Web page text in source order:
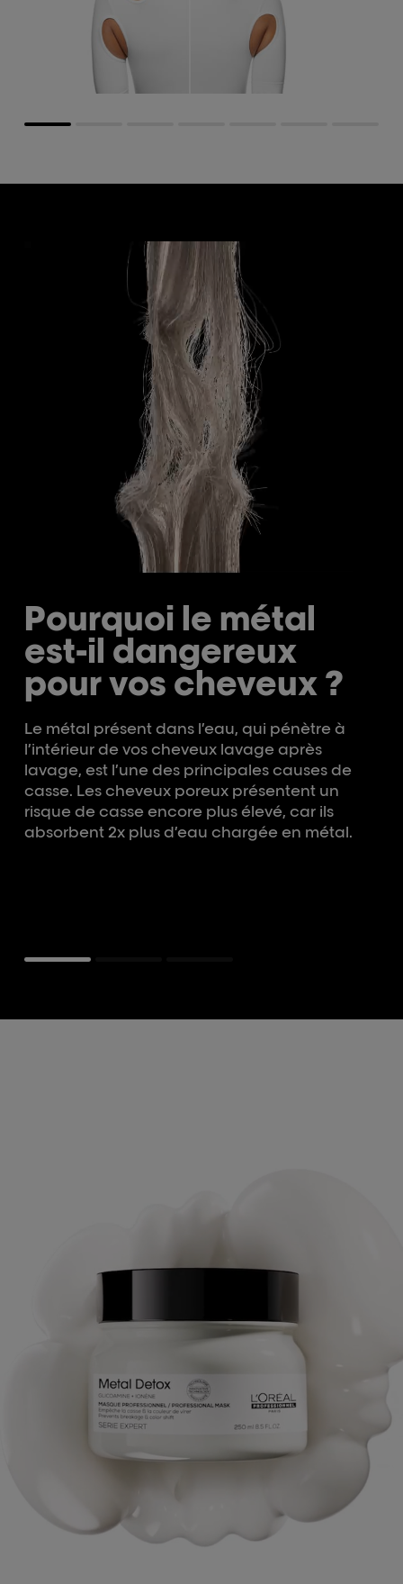
Pourquoi le métal
est-il dangereux
pour vos cheveux ?
Le métal présent dans l’eau, qui pénètre à
l’intérieur de vos cheveux lavage après
lavage, est l’une des principales causes de
casse. Les cheveux poreux présentent un
risque de casse encore plus élevé, car ils
absorbent 2x plus d’eau chargée en métal.